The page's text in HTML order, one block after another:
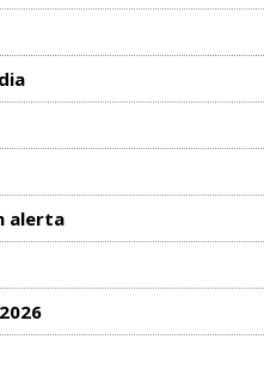
alerta